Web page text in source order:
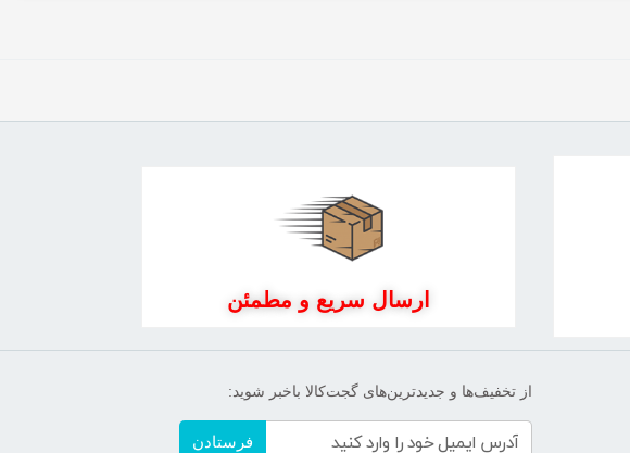
ارسال سریع و مطمئن
از تخفیف‌ها و جدیدترین‌های گجت‌کالا باخبر شوید:
فرستادن